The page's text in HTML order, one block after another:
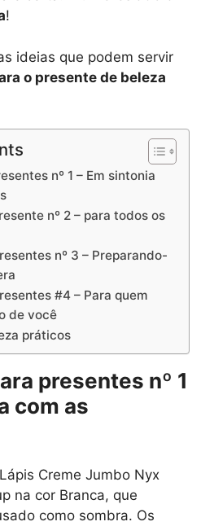
!
ideias que podem servir
o presente de beleza
nº 1 – Em sintonia
nº 2 – para todos os
nº 3 – Preparando-
#4 – Para quem
de você
práticos
presentes nº 1
com as
Creme Jumbo Nyx
na cor Branca, que
como sombra. Os